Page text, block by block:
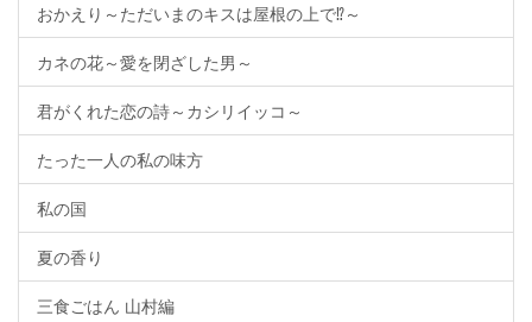
おかえり～ただいまのキスは屋根の上で⁉～
カネの花～愛を閉ざした男～
君がくれた恋の詩～カシリイッコ～
たった一人の私の味方
私の国
夏の香り
三食ごはん 山村編